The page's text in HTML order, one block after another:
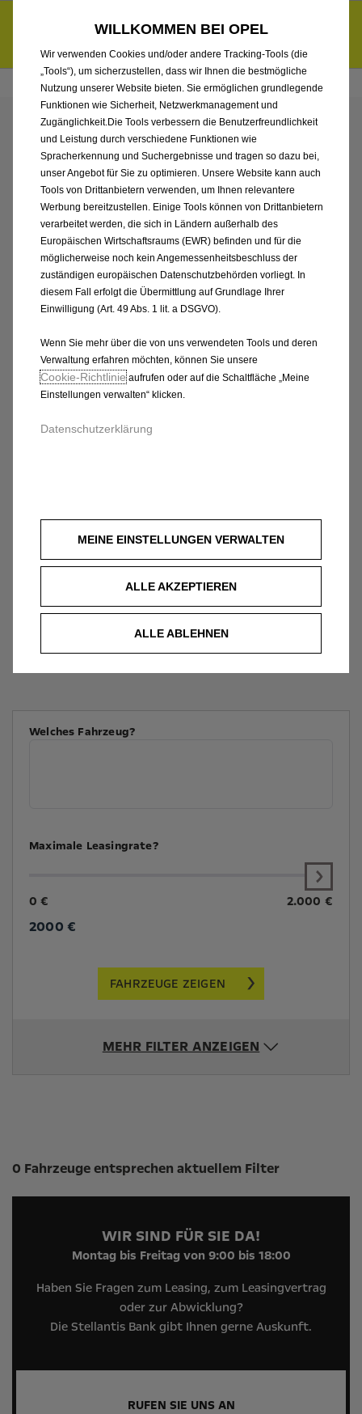
6.000 € staatliche Förderungsprämie für E-Autos und Plug-in-
Hybride. Mehr erfahren >>
ENTDECKEN SIE ALLE
ASTRA SPORTS TOURER
ELECTRIC NEUWAGEN
MIT ELEKTRO ANTRIEB
VON AUTO PIEROTH
GMBH & CO. KG
Welches Fahrzeug?
Maximale Leasingrate?
0 € 2.000 €
2000 €
FAHRZEUGE ZEIGEN
MEHR FILTER ANZEIGEN
Suchergebnisse
0 Fahrzeuge entsprechen aktuellem Filter
WIR SIND FÜR SIE DA!
Montag bis Freitag von 9:00 bis 18:00
Haben Sie Fragen zum Leasing, zum Leasingvertrag
oder zur Abwicklung?
Die Stellantis Bank gibt Ihnen gerne Auskunft.
RUFEN SIE UNS AN
WILLKOMMEN BEI OPEL
Wir verwenden Cookies und/oder andere Tracking-Tools (die
„Tools“), um sicherzustellen, dass wir Ihnen die bestmögliche
Nutzung unserer Website bieten. Sie ermöglichen grundlegende
Funktionen wie Sicherheit, Netzwerkmanagement und
Zugänglichkeit.Die Tools verbessern die Benutzerfreundlichkeit
und Leistung durch verschiedene Funktionen wie
Spracherkennung und Suchergebnisse und tragen so dazu bei,
unser Angebot für Sie zu optimieren. Unsere Website kann auch
Tools von Drittanbietern verwenden, um Ihnen relevantere
Werbung bereitzustellen. Einige Tools können von Drittanbietern
verarbeitet werden, die sich in Ländern außerhalb des
Europäischen Wirtschaftsraums (EWR) befinden und für die
möglicherweise noch kein Angemessenheitsbeschluss der
zuständigen europäischen Datenschutzbehörden vorliegt. In
diesem Fall erfolgt die Übermittlung auf Grundlage Ihrer
Einwilligung (Art. 49 Abs. 1 lit. a DSGVO).
Wenn Sie mehr über die von uns verwendeten Tools und deren
Verwaltung erfahren möchten, können Sie unsere
Cookie‑Richtlinieaufrufen oder auf die Schaltfläche „Meine
Einstellungen verwalten“ klicken.
Datenschutzerklärung
MEINE EINSTELLUNGEN VERWALTEN
ALLE AKZEPTIEREN
ALLE ABLEHNEN